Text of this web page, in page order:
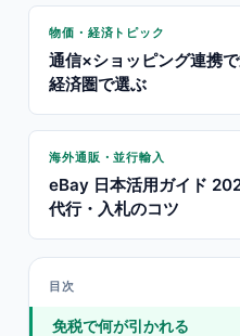
物価・経済トピック
通信×ショッピング連携
経済圏で選ぶ
海外通販・並行輸入
eBay 日本活用ガイド
代行・入札のコツ
目次
免税で何が引かれる